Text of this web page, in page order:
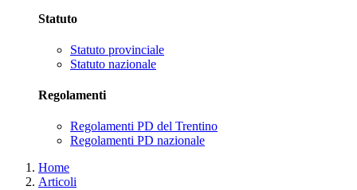
Statuto
Statuto provinciale
Statuto nazionale
Regolamenti
Regolamenti PD del Trentino
Regolamenti PD nazionale
Home
Articoli